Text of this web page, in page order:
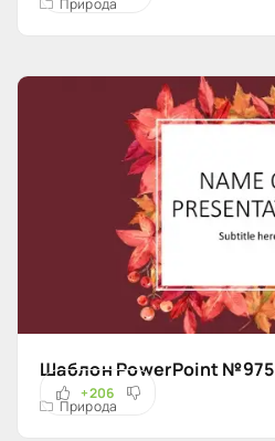
Шаблон PowerPoint №975
Природа
+206